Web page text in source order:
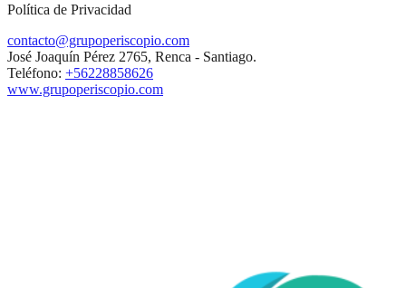
Política de Privacidad
contacto@grupoperiscopio.com
José Joaquín Pérez 2765, Renca - Santiago.
Teléfono: +56228858626
www.grupoperiscopio.com